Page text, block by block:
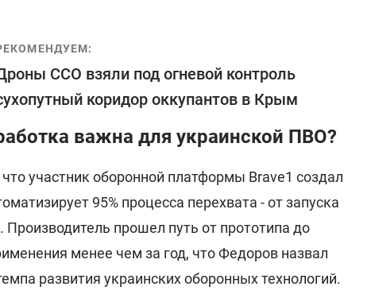
ССО взяли под огневой контроль
коридор оккупантов в Крым
важна для украинской ПВО?
участник оборонной платформы Brave1 создал
95% процесса перехвата - от запуска
прошел путь от прототипа до
менее чем за год, что Федоров назвал
развития украинских оборонных технологий.